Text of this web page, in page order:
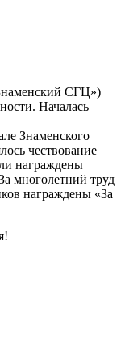
СГЦ»)
Началась
Знаменского
чествование
награждены
многолетний труд
награждены «За